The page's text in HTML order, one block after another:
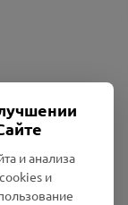
и анализа
и